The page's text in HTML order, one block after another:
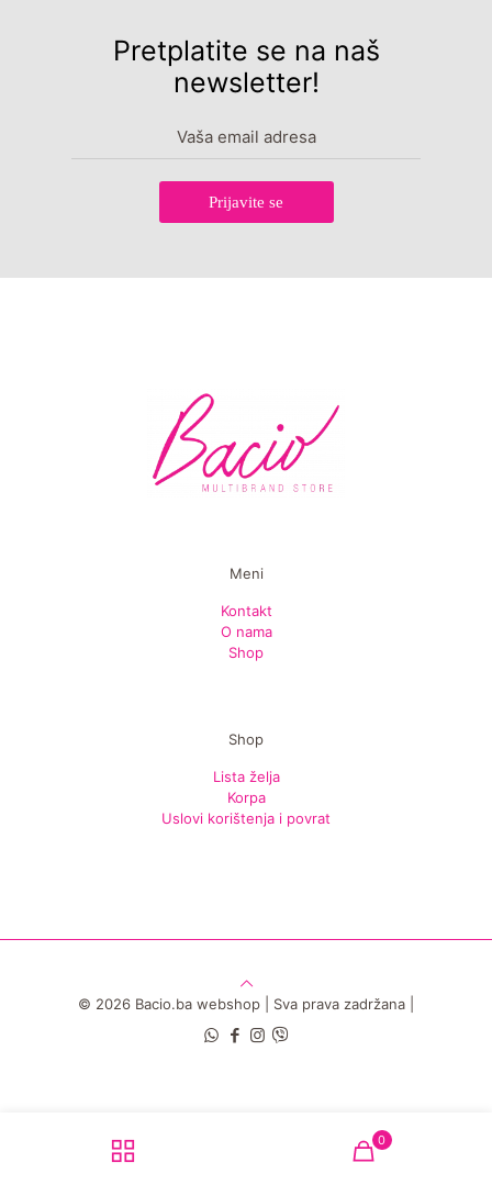
Pretplatite se na naš
newsletter!
Prijavite se
Meni
Kontakt
O nama
Shop
Shop
Lista želja
Korpa
Uslovi korištenja i povrat
© 2026 Bacio.ba webshop | Sva prava zadržana |
0